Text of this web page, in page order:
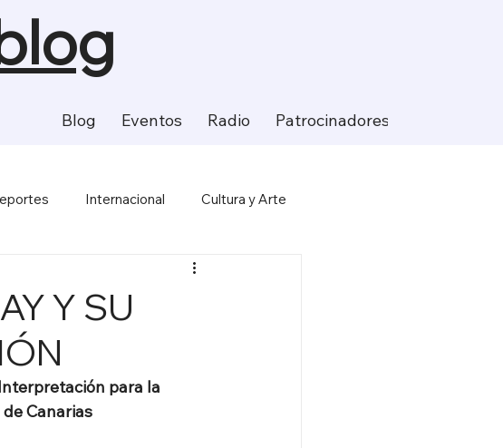
Blog Eventos Radio Patrocinadores
Internacional Cultura y Arte
Ciencia y Tecnología
Y SU
para la
Canarias